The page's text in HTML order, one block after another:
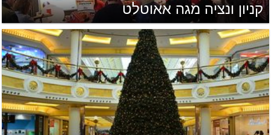
קניון ונציה מגה אאוטלט